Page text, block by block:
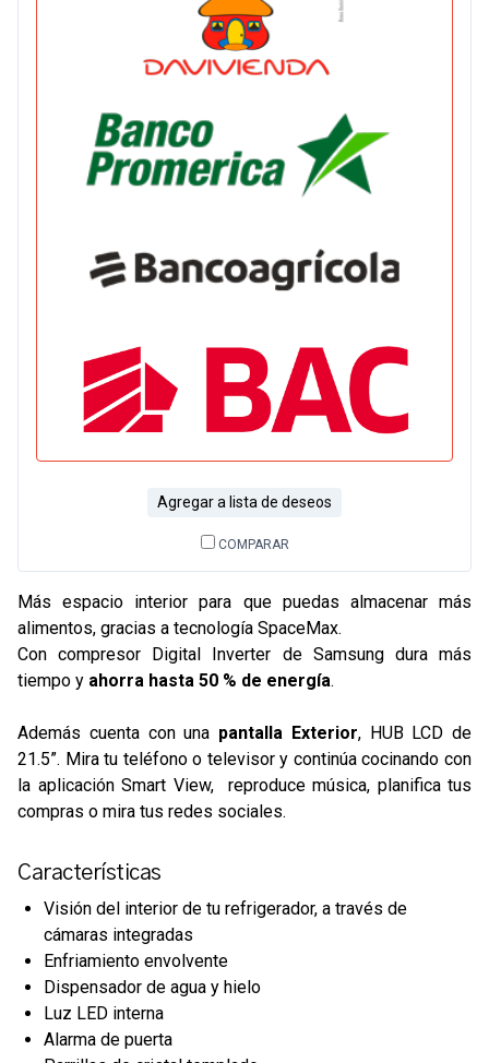
Agregar a lista de deseos
COMPARAR
Más espacio interior para que puedas almacenar más
alimentos, gracias a tecnología SpaceMax.
Con compresor Digital Inverter de Samsung dura más
tiempo y ahorra hasta 50 % de energía.
Además cuenta con una pantalla Exterior, HUB LCD de
21.5”. Mira tu teléfono o televisor y continúa cocinando con
la aplicación Smart View, reproduce música, planifica tus
compras o mira tus redes sociales.
Características
Visión del interior de tu refrigerador, a través de
cámaras integradas
Enfriamiento envolvente
Dispensador de agua y hielo
Luz LED interna
Alarma de puerta